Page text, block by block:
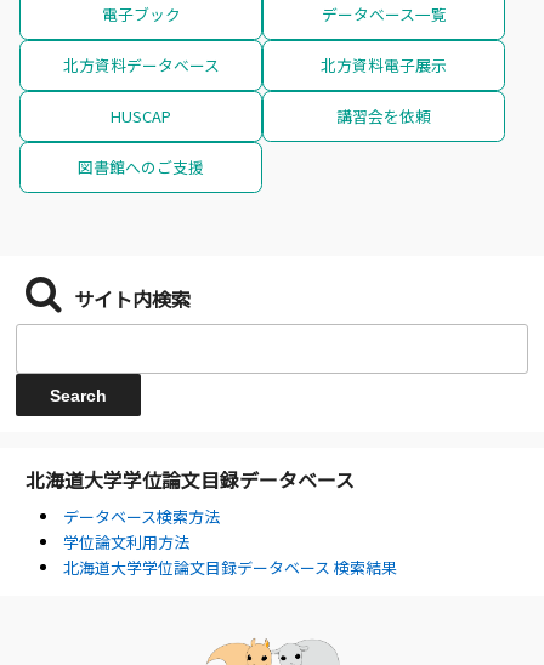
電子ブック データベース一覧
北方資料データベース 北方資料電子展示
HUSCAP 講習会を依頼
図書館へのご支援
サイト内検索
北海道大学学位論文目録データベース
データベース検索方法
学位論文利用方法
北海道大学学位論文目録データベース 検索結果